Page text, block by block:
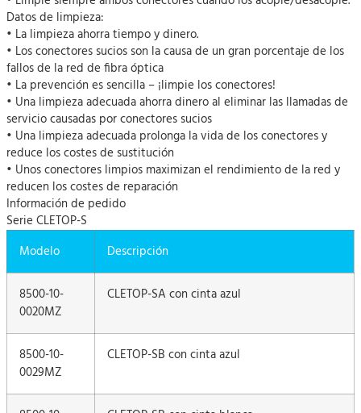
Datos de limpieza:
• La limpieza ahorra tiempo y dinero.
• Los conectores sucios son la causa de un gran porcentaje de los
fallos de la red de fibra óptica
• La prevención es sencilla – ¡limpie los conectores!
• Una limpieza adecuada ahorra dinero al eliminar las llamadas de
servicio causadas por conectores sucios
• Una limpieza adecuada prolonga la vida de los conectores y
reduce los costes de sustitución
• Unos conectores limpios maximizan el rendimiento de la red y
reducen los costes de reparación
Información de pedido
Serie CLETOP-S
Modelo
Descripción
8500-10-
0020MZ
CLETOP-SA con cinta azul
8500-10-
0029MZ
CLETOP-SB con cinta azul